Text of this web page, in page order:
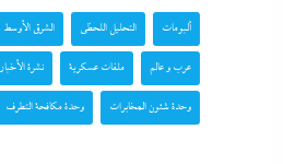
ألبومات التحليل اللحظي الشرق الأوسط
عرب و عالم ملفات عسكرية نشرة الأخبار
وحدة شئون المخابرات وحدة مكافحة التطرف